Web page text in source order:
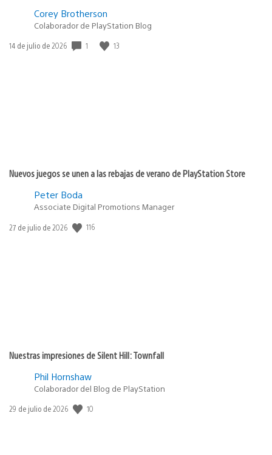
Corey Brotherson
Colaborador de PlayStation Blog
Fecha
14 de julio de 2026 1 13
Nuevos juegos se unen a las rebajas de verano de PlayStation Store
Peter Boda
Associate Digital Promotions Manager
Fecha
27 de julio de 2026 116
Nuestras impresiones de Silent Hill: Townfall
Phil Hornshaw
Colaborador del Blog de PlayStation
Fecha
29 de julio de 2026 10